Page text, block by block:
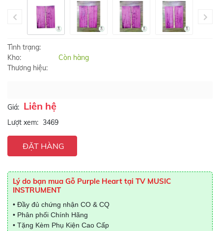
Tình trạng:
Kho:
Còn hàng
Thương hiệu:
Giá: Liên hệ
Lượt xem: 3469
ĐẶT HÀNG
Lý do bạn mua Gỗ Purple Heart tại TV MUSIC
INSTRUMENT
• Đầy đủ chứng nhận CO & CQ
• Phân phối Chính Hãng
• Tặng Kèm Phụ Kiện Cao Cấp